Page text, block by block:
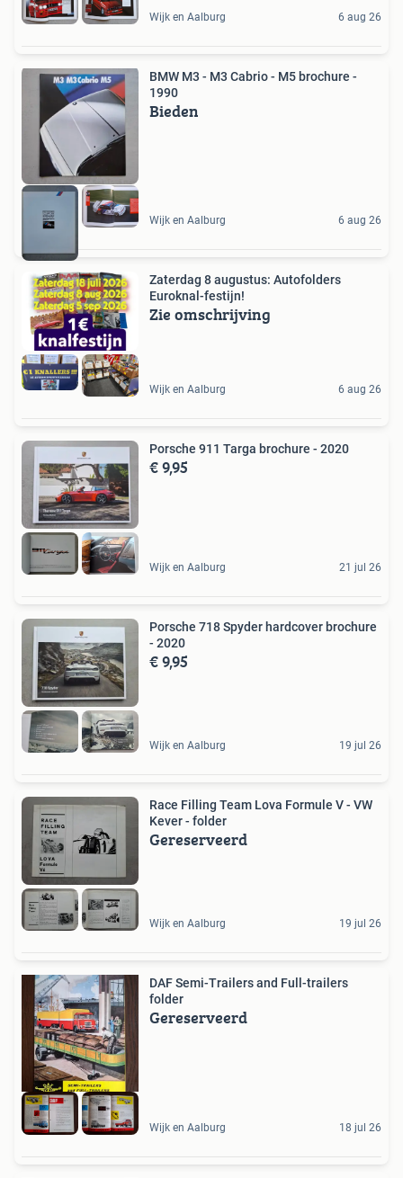
Wijk en Aalburg 6 aug 26
BMW M3 - M3 Cabrio - M5 brochure -
1990
Bieden
Wijk en Aalburg 6 aug 26
Zaterdag 8 augustus: Autofolders
Euroknal-festijn!
Zie omschrijving
Wijk en Aalburg 6 aug 26
Porsche 911 Targa brochure - 2020
€ 9,95
Wijk en Aalburg 21 jul 26
Porsche 718 Spyder hardcover brochure
- 2020
€ 9,95
Wijk en Aalburg 19 jul 26
Race Filling Team Lova Formule V - VW
Kever - folder
Gereserveerd
Wijk en Aalburg 19 jul 26
DAF Semi-Trailers and Full-trailers
folder
Gereserveerd
Wijk en Aalburg 18 jul 26